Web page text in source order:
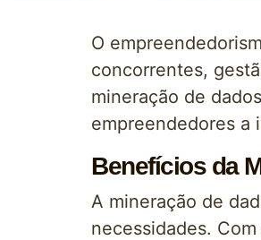
O
concorrentes,
mineração de
empreendedores a
Benefícios da
A mineração de
necessidades.